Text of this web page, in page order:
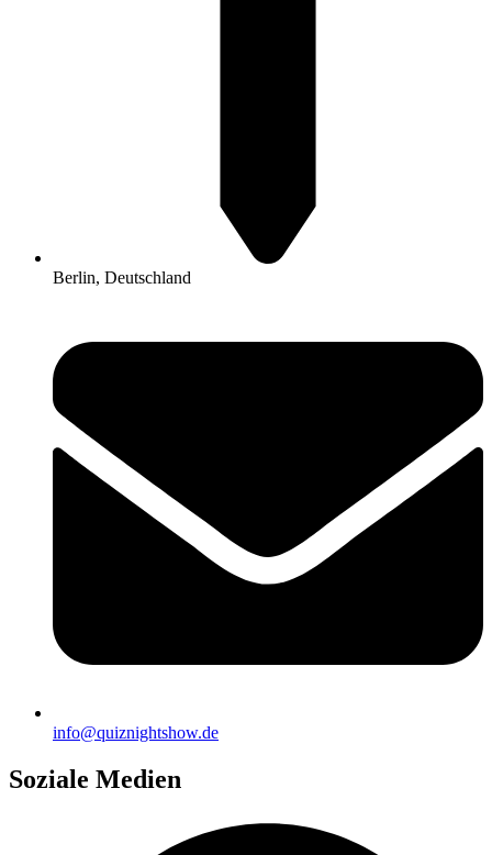
Berlin, Deutschland
info@quiznightshow.de
Soziale Medien